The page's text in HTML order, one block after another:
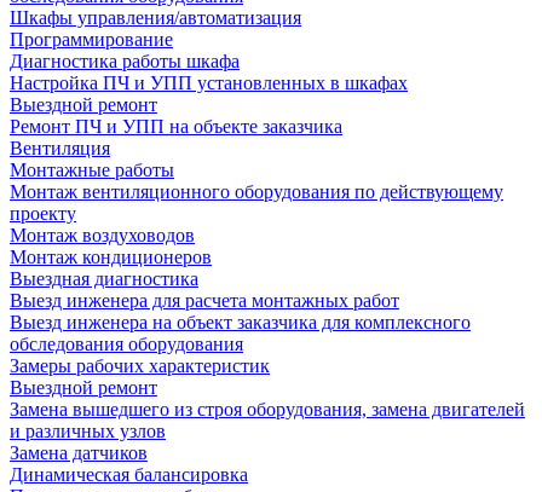
Шкафы управления/автоматизация
Программирование
Диагностика работы шкафа
Настройка ПЧ и УПП установленных в шкафах
Выездной ремонт
Ремонт ПЧ и УПП на объекте заказчика
Вентиляция
Монтажные работы
Монтаж вентиляционного оборудования по действующему
проекту
Монтаж воздуховодов
Монтаж кондиционеров
Выездная диагностика
Выезд инженера для расчета монтажных работ
Выезд инженера на объект заказчика для комплексного
обследования оборудования
Замеры рабочих характеристик
Выездной ремонт
Замена вышедшего из строя оборудования, замена двигателей
и различных узлов
Замена датчиков
Динамическая балансировка